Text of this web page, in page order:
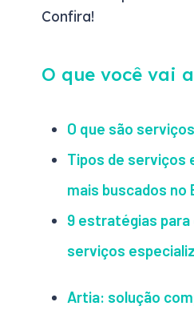
Confira!
O que você vai
O que são
Tipos de serviços
mais buscados no
9 estratégias
serviços
Artia: solução